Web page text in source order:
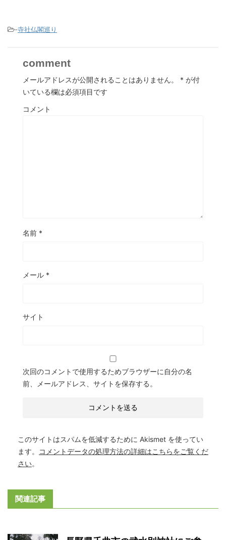
-寺社仏閣巡り
comment
メールアドレスが公開されることはありません。 * が付
いている欄は必須項目です
コメント
名前 *
メール *
サイト
次回のコメントで使用するためブラウザーに自分の名
前、メールアドレス、サイトを保存する。
このサイトはスパムを低減するために Akismet を使ってい
ます。
コメントデータの処理方法の詳細はこちらをご覧くだ
さい。
関連記事